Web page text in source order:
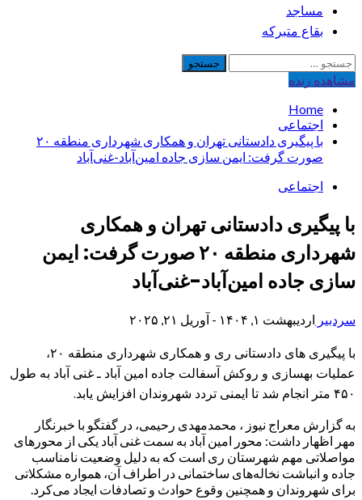
مساجد
بقاع متبرکه
جستجو
برای:
مشاهده‌ زنده
Home
اجتماعی
با پیگیری دادستانی تهران و همکاری شهرداری منطقه ۲۰
صورت گرفت: ایمن سازی جاده امین‌آباد-غنی‌آباد
اجتماعی
با پیگیری دادستانی تهران و همکاری
شهرداری منطقه ۲۰ صورت گرفت: ایمن
سازی جاده امین‌آباد-غنی‌آباد
سردبیر اردیبهشت ۱, ۱۴۰۴ - آوریل ۲۱, ۲۰۲۵
با پیگیری های دادستانی ری و همکاری شهرداری منطقه ۲۰،
عملیات بهسازی و روکش آسفالت جاده امین آباد ـ غنی آباد به طول
۴۵۰ متر انجام شد تا ایمنی تردد شهروندان افزایش یابد.
به گزارش معراج نیوز ، محمدمهدی رحیمی، در گفتگو با خبرنگار
مهر اظهار داشت: محور امین آباد به سمت غنی آباد یکی از محورهای
مواصلاتی مهم شهرستان ری است که به دلیل وضعیت نامناسب
جاده و انباشت نخاله‌های ساختمانی در اطراف آن، همواره مشکلاتی
برای شهروندان و همچنین وقوع حوادث و تصادفات ایجاد می‌کرد.